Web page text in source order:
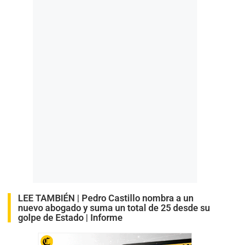
LEE TAMBIÉN | Pedro Castillo nombra a un
nuevo abogado y suma un total de 25 desde su
golpe de Estado | Informe